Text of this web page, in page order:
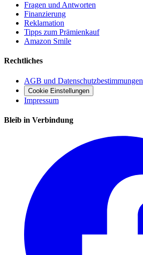
Fragen und Antworten
Finanzierung
Reklamation
Tipps zum Prämienkauf
Amazon Smile
Rechtliches
AGB und Datenschutzbestimmungen
Cookie Einstellungen
Impressum
Bleib in Verbindung